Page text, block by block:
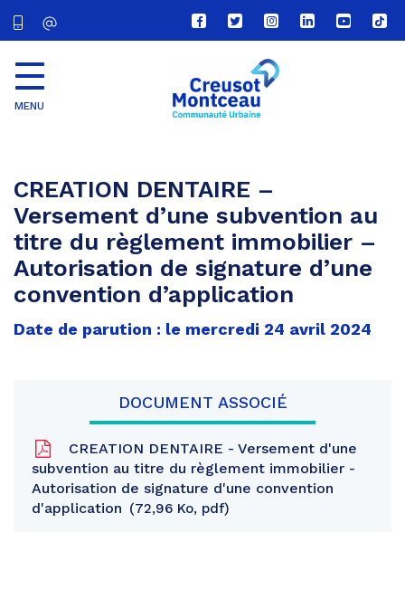
Lien
vers
compte
Facebook
Lien
vers
compte
Twitter
Lien
vers
le
compte
Lien
vers
Lien
vers
Lien
vers
MENU
CREATION DENTAIRE –
Versement d’une subvention au
titre du règlement immobilier –
Autorisation de signature d’une
convention d’application
Date de parution : le mercredi 24 avril 2024
DOCUMENT ASSOCIÉ
CREATION DENTAIRE - Versement d'une
subvention au titre du règlement immobilier -
Autorisation de signature d'une convention
d'application
72,96 Ko, pdf